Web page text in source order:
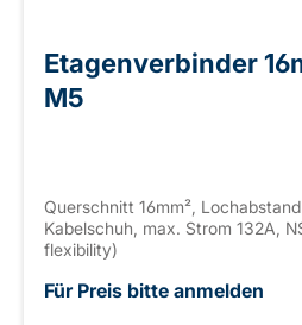
Etagenverbinder
M5
Querschnitt 16mm²,
Kabelschuh, max. Strom 132A,
flexibility)
Für Preis bitte anmelden